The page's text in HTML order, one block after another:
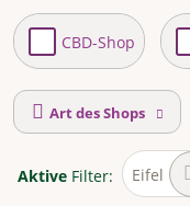
CBD-Shop
Art des Shops
Aktive Filter: Eifel